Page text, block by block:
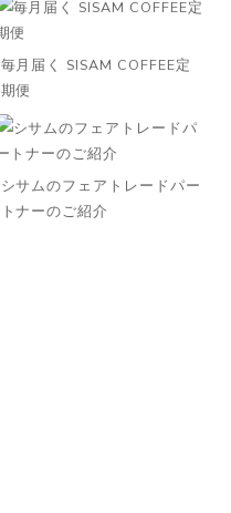
毎月届く SISAM COFFEE定
期便
シサムのフェアトレードパー
トナーのご紹介